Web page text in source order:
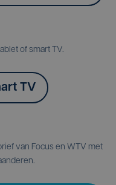
of smart TV.
TV
van Focus en WTV met